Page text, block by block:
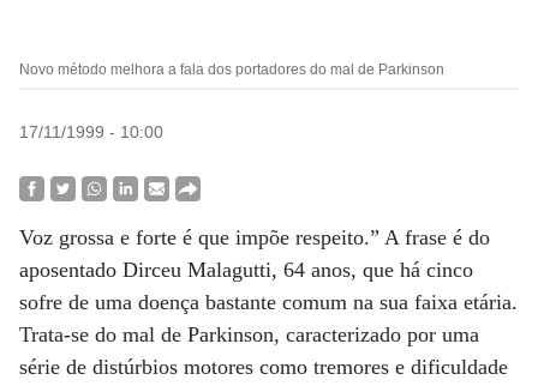
Novo método melhora a fala dos portadores do mal de Parkinson
17/11/1999 - 10:00
Voz grossa e forte é que impõe respeito.” A frase é do
aposentado Dirceu Malagutti, 64 anos, que há cinco
sofre de uma doença bastante comum na sua faixa etária.
Trata-se do mal de Parkinson, caracterizado por uma
série de distúrbios motores como tremores e dificuldade